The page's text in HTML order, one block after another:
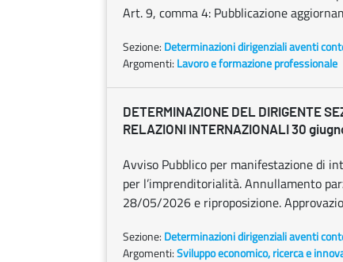
Art. 9, comma 4: Pubblicazione
Sezione: Determinazioni dirigenziali aventi
Argomenti: Lavoro e formazione professionale
DETERMINAZIONE DEL DIRIGENTE
RELAZIONI INTERNAZIONALI 30
Avviso Pubblico per manifestazione di
per l’imprenditorialità. Annullamento
28/05/2026 e riproposizione.
Sezione: Determinazioni dirigenziali aventi
Argomenti:Sviluppo economico, ricerca e